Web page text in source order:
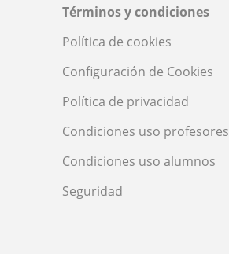
Términos y condiciones
Política de cookies
Configuración de Cookies
Política de privacidad
Condiciones uso profesores
Condiciones uso alumnos
Seguridad